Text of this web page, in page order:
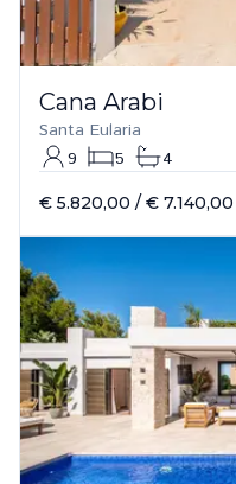
Cana Arabi
Santa Eularia
9
5 4
€ 5.820,00 / € 7.140,00